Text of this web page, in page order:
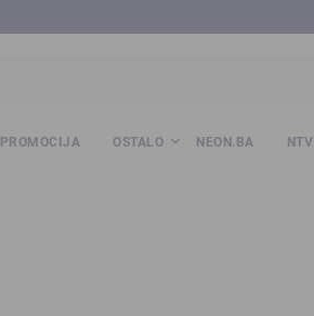
PROMOCIJA OSTALO NEON.BA